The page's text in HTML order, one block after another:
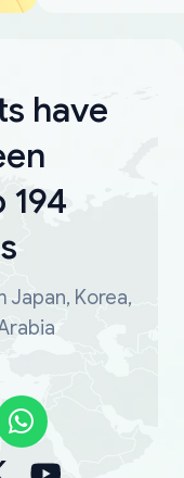
have
Japan, Korea,